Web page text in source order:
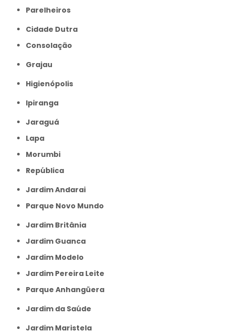
Parelheiros
Cidade Dutra
Consolação
Grajau
Higienópolis
Ipiranga
Jaraguá
Lapa
Morumbi
República
Jardim Andarai
Parque Novo Mundo
Jardim Britânia
Jardim Guanca
Jardim Modelo
Jardim Pereira Leite
Parque Anhangüera
Jardim da Saúde
Jardim Maristela